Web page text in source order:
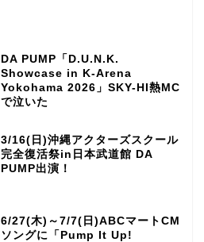
DA PUMP「D.U.N.K.
Showcase in K-Arena
Yokohama 2026」SKY-HI熱MC
で泣いた
3/16(日)沖縄アクターズスクール
完全復活祭in日本武道館 DA
PUMP出演！
6/27(木)～7/7(日)ABCマートCM
ソングに「Pump It Up!